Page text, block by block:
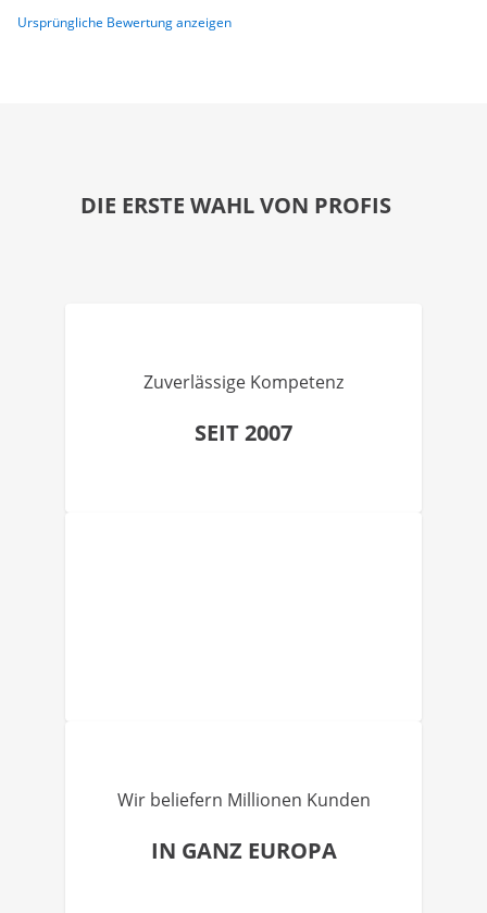
Ursprüngliche Bewertung anzeigen
DIE ERSTE WAHL VON PROFIS
Zuverlässige Kompetenz
SEIT 2007
Wir beliefern Millionen Kunden
IN GANZ EUROPA